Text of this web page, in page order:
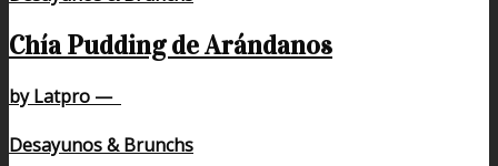
Chía Pudding de Arándanos
by Latpro —
Desayunos & Brunchs